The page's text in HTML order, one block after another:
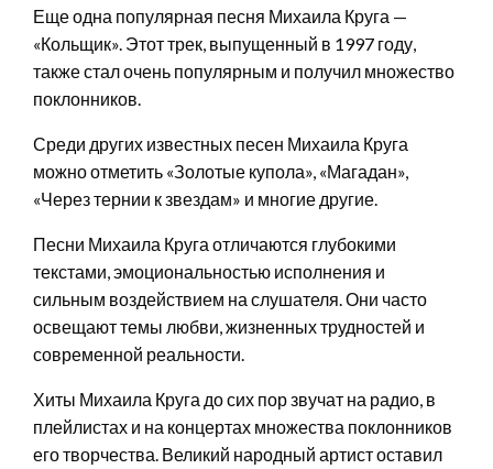
Еще одна популярная песня Михаила Круга —
«Кольщик». Этот трек, выпущенный в 1997 году,
также стал очень популярным и получил множество
поклонников.
Среди других известных песен Михаила Круга
можно отметить «Золотые купола», «Магадан»,
«Через тернии к звездам» и многие другие.
Песни Михаила Круга отличаются глубокими
текстами, эмоциональностью исполнения и
сильным воздействием на слушателя. Они часто
освещают темы любви, жизненных трудностей и
современной реальности.
Хиты Михаила Круга до сих пор звучат на радио, в
плейлистах и на концертах множества поклонников
его творчества. Великий народный артист оставил